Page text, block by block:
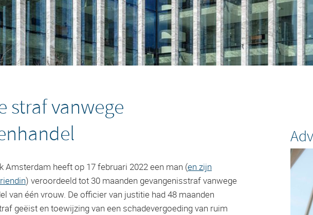
straf vanwege
Amsterdam heeft op 17 februari 2022 een man (en zijn
) veroordeeld tot 30 maanden gevangenisstraf vanwege
van één vrouw. De officier van justitie had 48 maanden
geëist en toewijzing van een schadevergoeding van ruim